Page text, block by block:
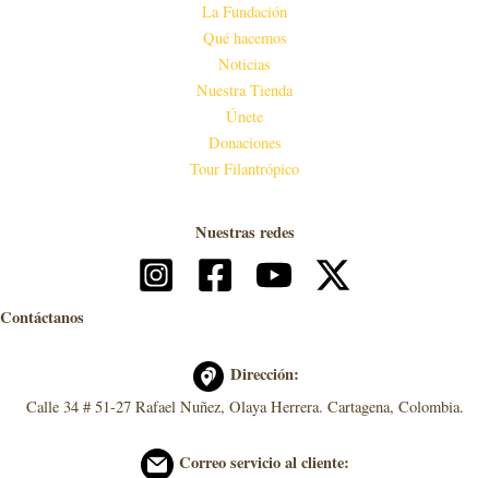
La Fundación
Qué hacemos
Noticias
Nuestra Tienda
Únete
Donaciones
Tour Filantrópico
Nuestras redes
Contáctanos
Dirección:
Calle 34 # 51-27 Rafael Nuñez, Olaya Herrera. Cartagena, Colombia.
Correo servicio al cliente: